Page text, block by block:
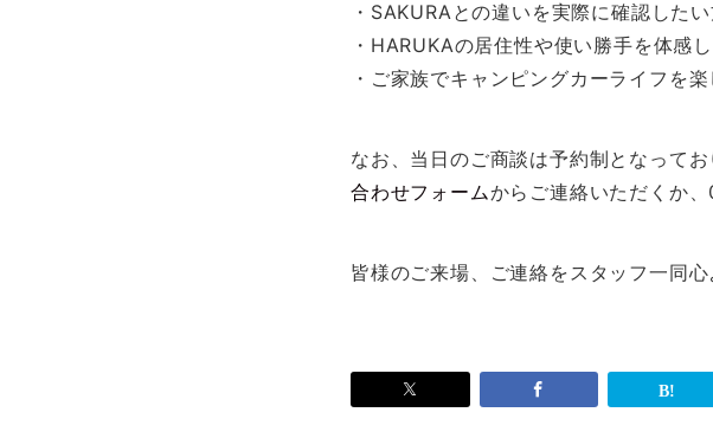
・SAKURAとの違いを実際に確認した
・HARUKAの居住性や使い勝手を体感
・ご家族でキャンピングカーライフを
なお、当日のご商談は予約制となって
合わせフォームからご連絡いただくか
皆様のご来場、ご連絡をスタッフ一同心